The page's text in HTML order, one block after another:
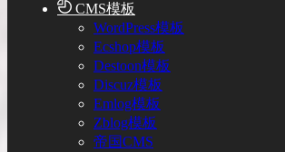
CMS模板
WordPress模板
Ecshop模板
Destoon模板
Discuz模板
Emlog模板
Zblog模板
帝国CMS